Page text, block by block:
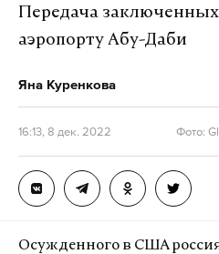
Передача
аэропорту Абу-Даби
Яна Куренкова
16:13, 8 дек. 2022 Фото:
Осужденного в США